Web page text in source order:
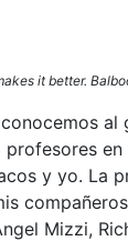
it better.
al
en
y yo. La
Mizzi,